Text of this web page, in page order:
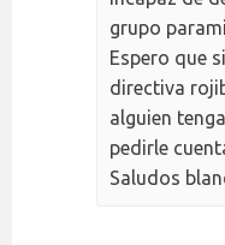
grupo
Espero que
directiva
alguien
pedirle
Saludos